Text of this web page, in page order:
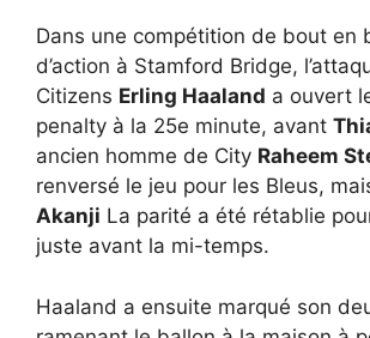
Dans une compétition de bout en
d’action à Stamford Bridge,
Citizens Erling Haaland a ouvert
penalty à la 25e minute, avant
ancien homme de City Raheem
renversé le jeu pour les Bleus,
Akanji La parité a été rétablie
juste avant la mi-temps.
Haaland a ensuite marqué son